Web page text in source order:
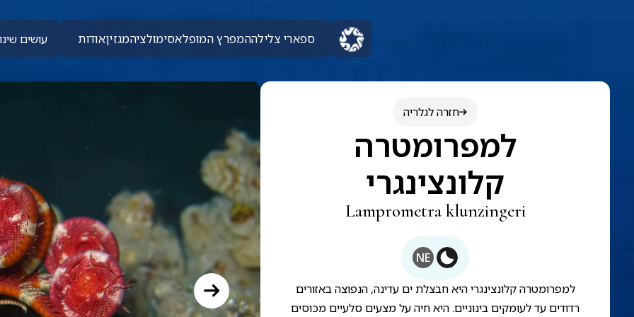
ספארי צלילההמפרץ המופלאסימולציהמגזיןאודות עושים
חזרה לגלריה
למפרומטרה
קלונצינגרי
Lamprometra klunzingeri
NE
למפרומטרה קלונצינגרי היא חבצלת ים עדינה, הנפוצה באזורים
רדודים עד לעומקים בינוניים. היא חיה על מצעים סלעיים מכוסים